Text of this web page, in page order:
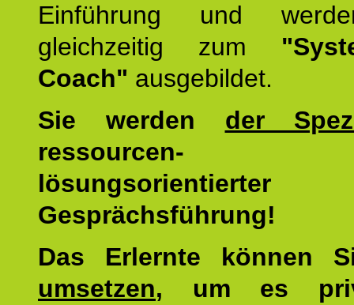
Einführung und
gleichzeitig zum
Coach" ausgebildet.
Sie werden der
lösungsorientierter
Gesprächsführung!
Das Erlernte können
umsetzen, um es